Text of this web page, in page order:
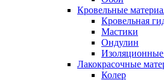
Кровельные
Кровельная
Мастики
Ондулин
Лакокрасочные
Колер